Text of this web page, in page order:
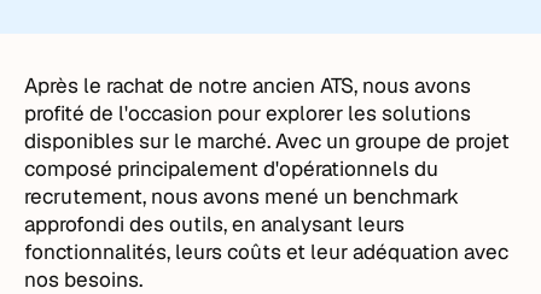
Après le rachat de notre ancien ATS, nous avons
profité de l'occasion pour explorer les solutions
disponibles sur le marché. Avec un groupe de projet
composé principalement d'opérationnels du
recrutement, nous avons mené un benchmark
approfondi des outils, en analysant leurs
fonctionnalités, leurs coûts et leur adéquation avec
nos besoins.